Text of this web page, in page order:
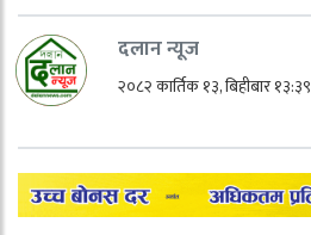
दलान न्यूज
२०८२ कार्तिक १३, बिहीबार १३:३९